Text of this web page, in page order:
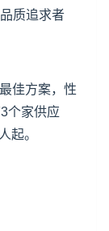
品质追求者
佳方案，性
个家供应
起。